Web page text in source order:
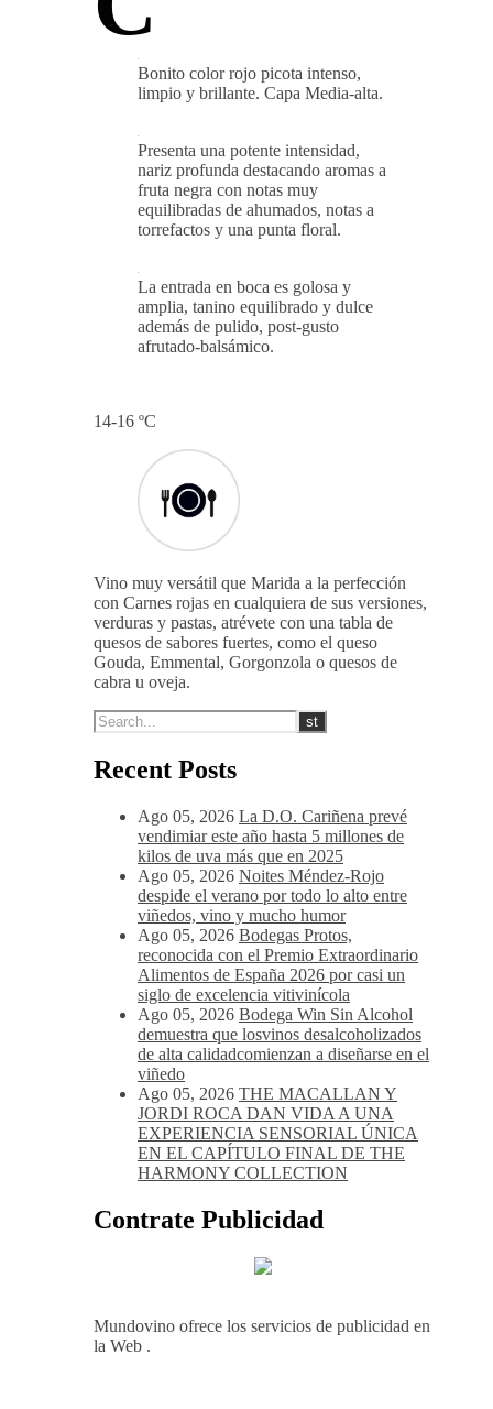
Bonito color rojo picota intenso,
limpio y brillante. Capa Media-alta.
Presenta una potente intensidad,
nariz profunda destacando aromas a
fruta negra con notas muy
equilibradas de ahumados, notas a
torrefactos y una punta floral.
La entrada en boca es golosa y
amplia, tanino equilibrado y dulce
además de pulido, post-gusto
afrutado-balsámico.
14-16 ºC
Vino muy versátil que Marida a la perfección
con Carnes rojas en cualquiera de sus versiones,
verduras y pastas, atrévete con una tabla de
quesos de sabores fuertes, como el queso
Gouda, Emmental, Gorgonzola o quesos de
cabra u oveja.
Recent Posts
Ago 05, 2026 La D.O. Cariñena prevé
vendimiar este año hasta 5 millones de
kilos de uva más que en 2025
Ago 05, 2026 Noites Méndez-Rojo
despide el verano por todo lo alto entre
viñedos, vino y mucho humor
Ago 05, 2026 Bodegas Protos,
reconocida con el Premio Extraordinario
Alimentos de España 2026 por casi un
siglo de excelencia vitivinícola
Ago 05, 2026 Bodega Win Sin Alcohol
demuestra que losvinos desalcoholizados
de alta calidadcomienzan a diseñarse en el
viñedo
Ago 05, 2026 THE MACALLAN Y
JORDI ROCA DAN VIDA A UNA
EXPERIENCIA SENSORIAL ÚNICA
EN EL CAPÍTULO FINAL DE THE
HARMONY COLLECTION
Contrate Publicidad
Mundovino ofrece los servicios de publicidad en
la Web .